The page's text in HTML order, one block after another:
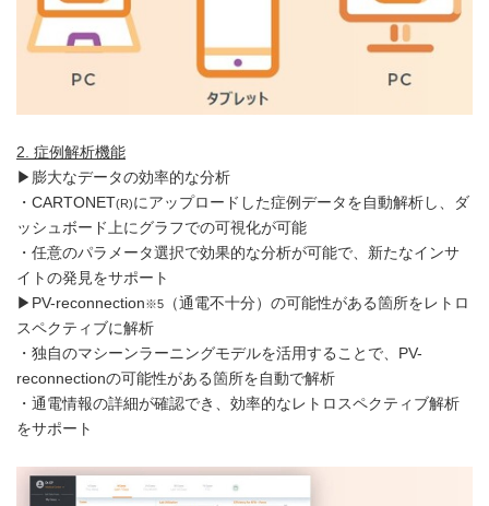
2. 症例解析機能
▶膨大なデータの効率的な分析
・CARTONET(R)にアップロードした症例データを自動解析し、ダ
ッシュボード上にグラフでの可視化が可能
・任意のパラメータ選択で効果的な分析が可能で、新たなインサ
イトの発見をサポート
▶PV-reconnection※5
（通電不十分）の可能性がある箇所をレトロ
スペクティブに解析
・独自のマシーンラーニングモデルを活用することで、PV-
reconnectionの可能性がある箇所を自動で解析
・通電情報の詳細が確認でき、効率的なレトロスペクティブ解析
をサポート